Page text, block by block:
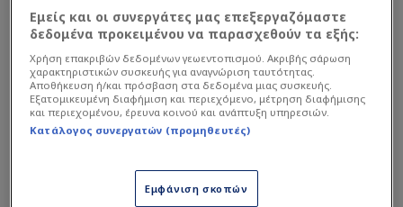
O ηττημένος θα αντιμετωπίσει τον νικητή του
ζευγαριού Μπαρτσελόνα-Ερυθρός Αστέρας, που
θα λύσουν τις διαφορές τους στις 21:45 την Τρίτη
(21/4) στο «Παλάου Μπλαουγκράνα» της
ζευγάρι τίθεται άμεσα εκτός και αφήνει τον
Εμείς και οι συνεργάτες μας επεξεργαζόμαστε
δεδομένα προκειμένου να παρασχεθούν τα εξής:
Χρήση επακριβών δεδομένων γεωεντοπισμού. Ακριβής σάρωση
χαρακτηριστικών συσκευής για αναγνώριση ταυτότητας.
Αποθήκευση ή/και πρόσβαση στα δεδομένα μιας συσκευής.
Εξατομικευμένη διαφήμιση και περιεχόμενο, μέτρηση διαφήμισης
και περιεχομένου, έρευνα κοινού και ανάπτυξη υπηρεσιών.
Κατάλογος συνεργατών (προμηθευτές)
Εμφάνιση σκοπών